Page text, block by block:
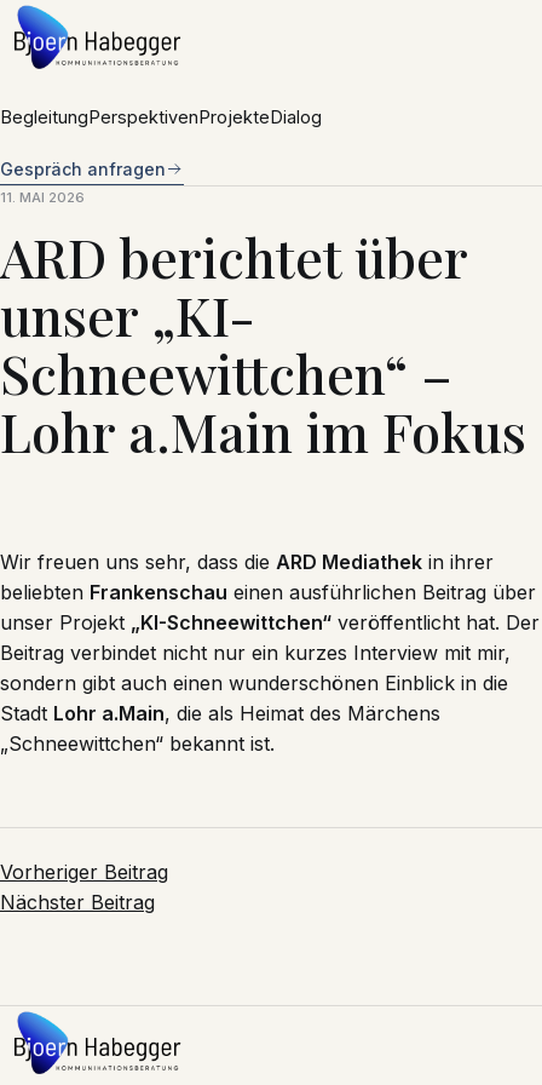
Zum Inhalt springen
BegleitungPerspektivenProjekteDialog
Gespräch anfragen
11. MAI 2026
ARD berichtet über
unser „KI-
Schneewittchen“ –
Lohr a.Main im Fokus
Wir freuen uns sehr, dass die ARD Mediathek in ihrer
beliebten Frankenschau einen ausführlichen Beitrag über
unser Projekt „KI-Schneewittchen“ veröffentlicht hat. Der
Beitrag verbindet nicht nur ein kurzes Interview mit mir,
sondern gibt auch einen wunderschönen Einblick in die
Stadt Lohr a.Main, die als Heimat des Märchens
„Schneewittchen“ bekannt ist.
Vorheriger Beitrag
Nächster Beitrag